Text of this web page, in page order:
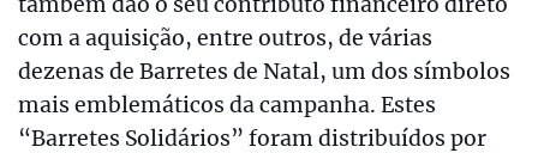
com a aquisição, entre outros, de várias
dezenas de Barretes de Natal, um dos símbolos
mais emblemáticos da campanha. Estes
“Barretes Solidários” foram distribuídos por